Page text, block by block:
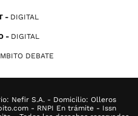
DIGITAL
DIGITAL
DEBATE
Nefir S.A. - Domicilio: Olleros
- RNPI En trámite - Issn